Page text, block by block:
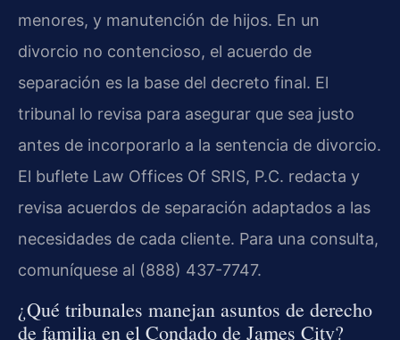
menores, y manutención de hijos. En un
divorcio no contencioso, el acuerdo de
separación es la base del decreto final. El
tribunal lo revisa para asegurar que sea justo
antes de incorporarlo a la sentencia de divorcio.
El buflete Law Offices Of SRIS, P.C. redacta y
revisa acuerdos de separación adaptados a las
necesidades de cada cliente. Para una consulta,
comuníquese al (888) 437-7747.
¿Qué tribunales manejan asuntos de derecho
de familia en el Condado de James City?